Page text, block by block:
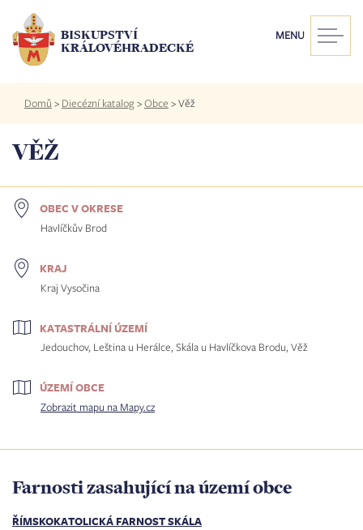
hlavnímu
obsahu
BISKUPSTVÍ
KRÁLOVÉHRADECKÉ
MENU
Drobečková
navigace
Domů > Diecézní katalog>Obce >Věž
VĚŽ
OBEC V OKRESE
Havlíčkův Brod
KRAJ
Kraj Vysočina
KATASTRÁLNÍ ÚZEMÍ
Jedouchov, Leština u Herálce, Skála u Havlíčkova Brodu, Věž
ÚZEMÍ OBCE
Zobrazit mapu na Mapy.cz
Farnosti zasahující na území obce
ŘÍMSKOKATOLICKÁ FARNOST SKÁLA